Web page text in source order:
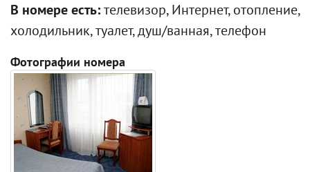
В номере есть: телевизор, Интернет, отопление,
холодильник, туалет, душ/ванная, телефон
Фотографии номера